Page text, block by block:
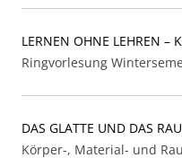
LERNEN OHNE LEHREN –
Ringvorlesung
DAS GLATTE UND DAS
Körper-, Material- und